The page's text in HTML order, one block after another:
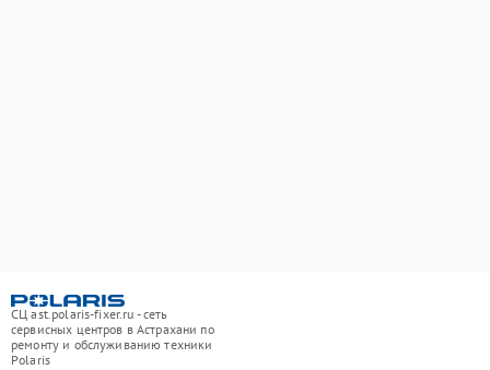
СЦ ast.polaris-fixer.ru - сеть
сервисных центров в Астрахани по
ремонту и обслуживанию техники
Polaris